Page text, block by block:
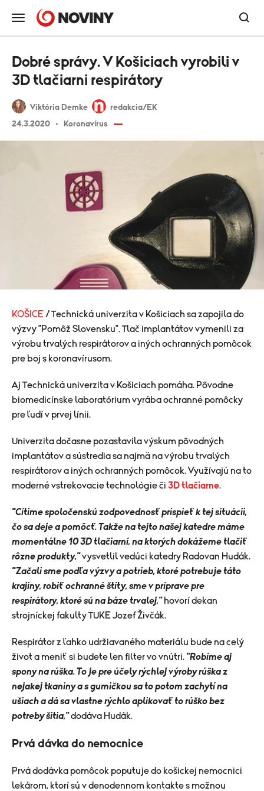
Viktória Demke
redakcia/EK
24.3.2020
Koronavírus
Dobré správy. V Košiciach vyrobili v
3D tlačiarni respirátory
KOŠICE / Technická univerzita v Košiciach sa zapojila do
výzvy "Pomôž Slovensku". Tlač implantátov vymenili za
výrobu trvalých respirátorov a iných ochranných pomôcok
pre boj s koronavírusom.
Aj Technická univerzita v Košiciach pomáha. Pôvodne
biomedicínske laboratórium vyrába ochranné pomôcky
pre ľudí v prvej línii.
Univerzita dočasne pozastavila výskum pôvodných
implantátov a sústredia sa najmä na výrobu trvalých
respirátorov a iných ochranných pomôcok. Využívajú na to
moderné vstrekovacie technológie či 3D tlačiarne.
"Cítime spoločenskú zodpovednosť prispieť k tej situácii,
čo sa deje a pomôcť. Takže na tejto našej katedre máme
momentálne 10 3D tlačiarní, na ktorých dokážeme tlačiť
rôzne produkty,"vysvetlil vedúci katedry Radovan Hudák.
"Začali sme podľa výzvy a potrieb, ktoré potrebuje táto
krajiny, robiť ochranné štíty, sme v príprave pre
respirátory, ktoré sú na báze trvalej," hovorí dekan
strojníckej fakulty TUKE Jozef Živčák.
Respirátor z ľahko udržiavaného materiálu bude na celý
život a meniť si budete len filter vo vnútri. "Robíme aj
spony na rúška. To je pre účely rýchlej výroby rúška z
nejakej tkaniny a s gumičkou sa to potom zachytí na
ušiach a dá sa vlastne rýchlo aplikovať to rúško bez
potreby šitia,"dodáva Hudák.
Prvá dávka do nemocnice
Prvá dodávka pomôcok poputuje do košickej nemocnici
lekárom, ktorí sú v denodennom kontakte s možnou